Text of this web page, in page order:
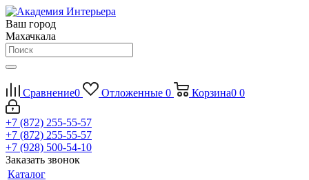
Ваш город
Махачкала
Сравнение0 Отложенные 0 Корзина0 0
+7 (872) 255-55-57
+7 (872) 255-55-57
+7 (928) 500-54-10
Заказать звонок
Каталог